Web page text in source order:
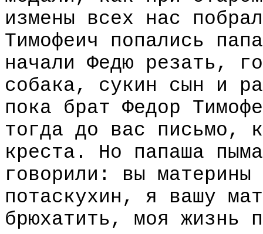
измены всех нас
Тимофеич попались
начали Федю резать,
собака, сукин сын и
пока брат Федор
тогда до вас письмо,
креста. Но папаша
говорили: вы
потаскухин, я вашу
брюхатить, моя жизнь